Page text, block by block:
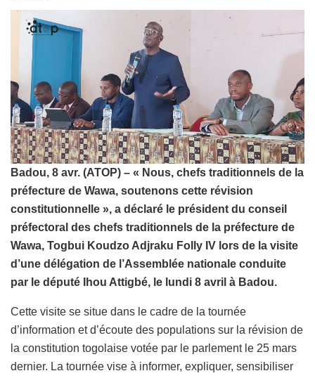
Badou, 8 avr. (ATOP) – « Nous, chefs traditionnels de la
préfecture de Wawa, soutenons cette révision
constitutionnelle », a déclaré le président du conseil
préfectoral des chefs traditionnels de la préfecture de
Wawa, Togbui Koudzo Adjraku Folly IV lors de la visite
d’une délégation de l’Assemblée nationale conduite
par le député Ihou Attigbé, le lundi 8 avril à Badou.
Cette visite se situe dans le cadre de la tournée
d’information et d’écoute des populations sur la révision de
la constitution togolaise votée par le parlement le 25 mars
dernier. La tournée vise à informer, expliquer, sensibiliser